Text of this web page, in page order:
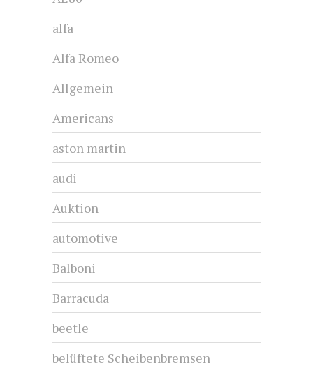
CHRYSLER NEW YORKER - 1960
1960-1964